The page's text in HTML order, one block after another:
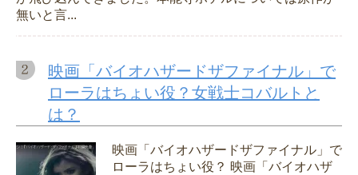
無いと言...
映画「バイオハザードザファイナル」で
ローラはちょい役？女戦士コバルトと
は？
映画「バイオハザードザファイナル」で
ローラはちょい役？ 映画「バイオハザ